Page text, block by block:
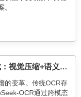
达观IDP与DeepSeek-OCR深度集成：视觉压缩+语义理解，重构智能文档处理架构
的变革。传统OCR存
OCR通过跨模态